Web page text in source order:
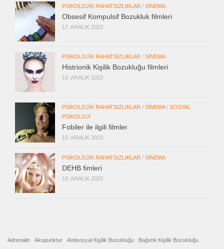
PSIKOLOJIK RAHATSIZLIKLAR / SINEMA
Obsesif Kompulsif Bozukluk filmleri
17. ARALIK 2023
PSIKOLOJIK RAHATSIZLIKLAR / SINEMA
Histrionik Kişilik Bozukluğu filmleri
10. ARALIK 2023
PSIKOLOJIK RAHATSIZLIKLAR / SINEMA/ SOSYAL
PSIKOLOJI
Fobiler ile ilgili filmler
10. ARALIK 2023
PSIKOLOJIK RAHATSIZLIKLAR / SINEMA
DEHB fimleri
10. ARALIK 2023
Adrenalin Akupunktur Antisosyal Kişilik Bozukluğu Bağımlı Kişilik Bozukluğu